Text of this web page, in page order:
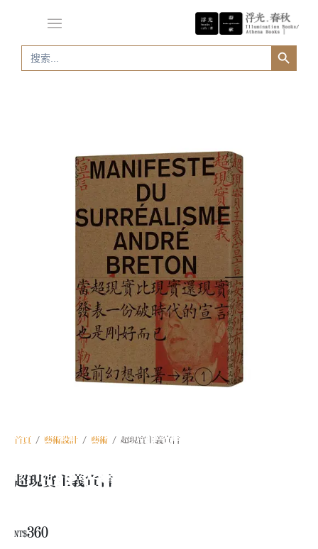
Search
for:
Search Button
首頁 / 藝術設計 / 藝術 / 超現實主義宣言
超現實主義宣言
NT$360